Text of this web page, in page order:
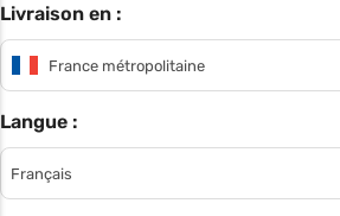
Livraison en :
France métropolitaine
Langue :
Français